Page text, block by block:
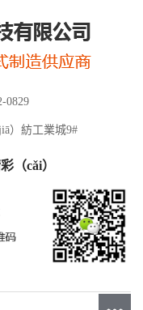
0829
）紡工業城9#
（cǎi）